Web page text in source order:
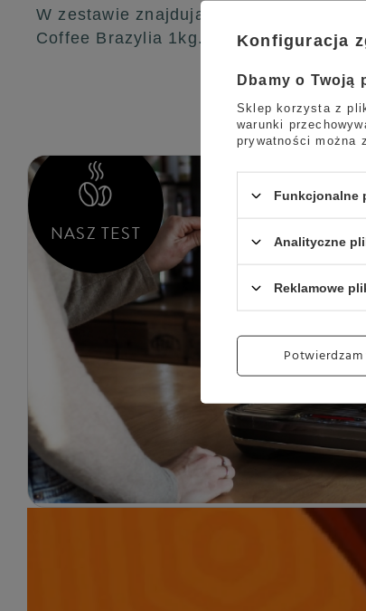
W zestawie znajdują się dwa
Coffee Brazylia 1kg.
NASZ TEST
Konfiguracja
Dbamy o Twoją
Sklep korzysta z
warunki
prywatności można
Funkcjonalne
Analityczne
Reklamowe